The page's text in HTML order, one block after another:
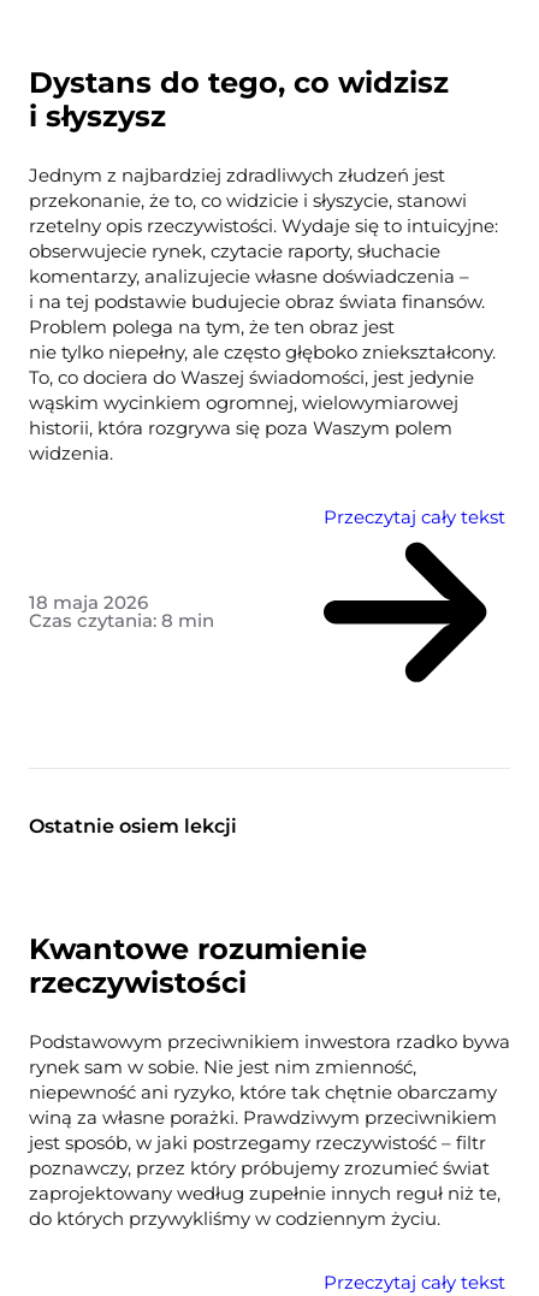
Dystans do tego, co widzisz
i słyszysz
Jednym z najbardziej zdradliwych złudzeń jest
przekonanie, że to, co widzicie i słyszycie, stanowi
rzetelny opis rzeczywistości. Wydaje się to intuicyjne:
obserwujecie rynek, czytacie raporty, słuchacie
komentarzy, analizujecie własne doświadczenia –
i na tej podstawie budujecie obraz świata finansów.
Problem polega na tym, że ten obraz jest
nie tylko niepełny, ale często głęboko zniekształcony.
To, co dociera do Waszej świadomości, jest jedynie
wąskim wycinkiem ogromnej, wielowymiarowej
historii, która rozgrywa się poza Waszym polem
widzenia.
18 maja 2026
Czas czytania: 8 min
Przeczytaj cały tekst
Ostatnie osiem lekcji
Kwantowe rozumienie
rzeczywistości
Podstawowym przeciwnikiem inwestora rzadko bywa
rynek sam w sobie. Nie jest nim zmienność,
niepewność ani ryzyko, które tak chętnie obarczamy
winą za własne porażki. Prawdziwym przeciwnikiem
jest sposób, w jaki postrzegamy rzeczywistość – filtr
poznawczy, przez który próbujemy zrozumieć świat
zaprojektowany według zupełnie innych reguł niż te,
do których przywykliśmy w codziennym życiu.
Przeczytaj cały tekst